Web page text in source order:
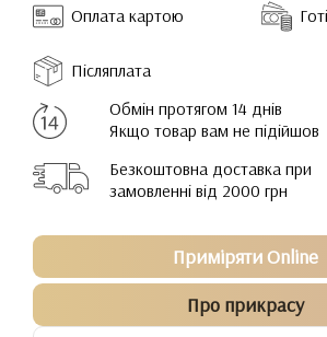
Оплата картою
Післяплата
Обмін протягом 14 днів
Якщо товар вам не підійшов
Безкоштовна доставка при
замовленні від 2000 грн
Приміряти Online
Про прикрасу